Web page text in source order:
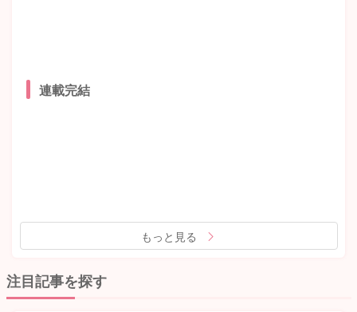
連載完結
もっと見る
注目記事を探す